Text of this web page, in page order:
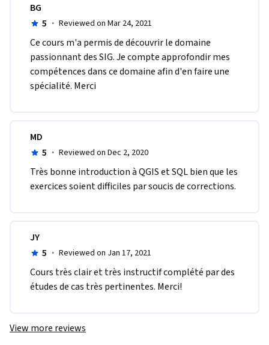
BG
5 · Reviewed on Mar 24, 2021
Ce cours m'a permis de découvrir le domaine
passionnant des SIG. Je compte approfondir mes
compétences dans ce domaine afin d'en faire une
spécialité. Merci
MD
5 · Reviewed on Dec 2, 2020
Très bonne introduction à QGIS et SQL bien que les
exercices soient difficiles par soucis de corrections.
JY
5 · Reviewed on Jan 17, 2021
Cours très clair et très instructif complété par des
études de cas très pertinentes. Merci!
View more reviews